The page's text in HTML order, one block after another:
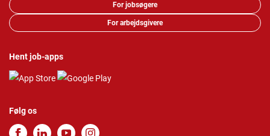
For jobsøgere
For arbejdsgivere
Hent job-apps
Følg os